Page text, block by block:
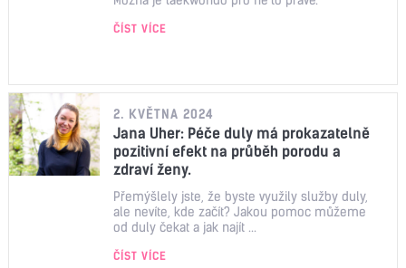
ČÍST VÍCE
2. KVĚTNA 2024
Jana Uher: Péče duly má prokazatelně
pozitivní efekt na průběh porodu a
zdraví ženy.
Přemýšlely jste, že byste využily služby duly,
ale nevíte, kde začít? Jakou pomoc můžeme
od duly čekat a jak najít ...
ČÍST VÍCE